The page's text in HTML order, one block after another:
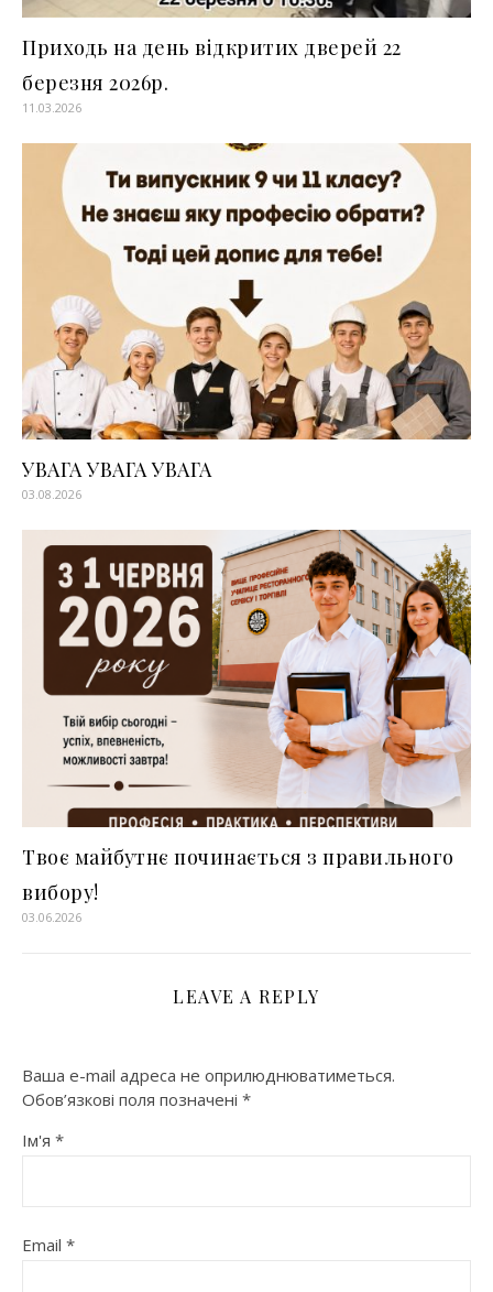
Приходь на день відкритих дверей 22
березня 2026р.
11.03.2026
УВАГА УВАГА УВАГА
03.08.2026
Твоє майбутнє починається з правильного
вибору!
03.06.2026
LEAVE A REPLY
Ваша e-mail адреса не оприлюднюватиметься.
Обов’язкові поля позначені *
Ім'я *
Email *